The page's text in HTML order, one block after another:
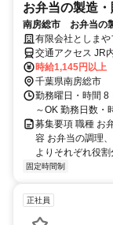
お弁当の製造
南房総市 お弁当の
あなたに合った働き
有限会社としま
交通アクセス JR
時給1,145円以上
千葉県南房総市
勤務曜日・時間
～OK 勤務日数・
募集要項 職種 お
容 お弁当の調理
よりそれぞれ役
固定時間制
正社員